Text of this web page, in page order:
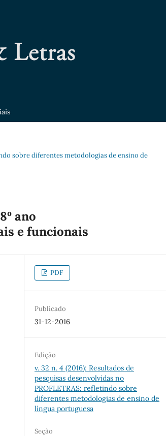
sobre diferentes metodologias de ensino de
ano
e funcionais
PDF
Publicado
31-12-2016
Edição
v. 32 n. 4 (2016): Resultados de
pesquisas desenvolvidas no
PROFLETRAS: refletindo sobre
diferentes metodologias de ensino de
língua portuguesa
Seção